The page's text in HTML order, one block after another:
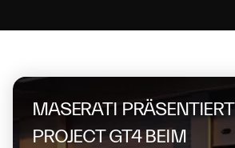
MASERATI PRÄSENTIERT
PROJECT GT4 BEIM